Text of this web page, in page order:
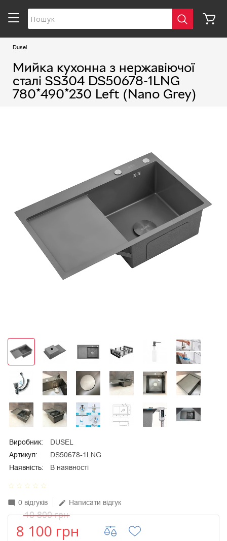
Dusel
Мийка кухонна з нержавіючої
сталі SS304 DS50678-1LNG
780*490*230 Left (Nano Grey)
Виробник:
DUSEL
Артикул:
DS50678-1LNG
Наявність:
В наявності
star_border star_border star_border star_border star_border
mode_comment 0 відгуків edit Написати відгук
10 800 грн
8 100 грн